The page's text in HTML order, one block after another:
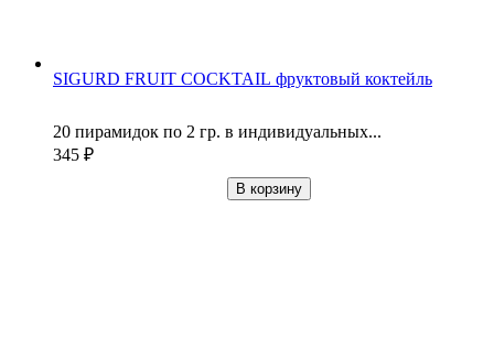
SIGURD FRUIT COCKTAIL фруктовый коктейль
20 пирамидок по 2 гр. в индивидуальных...
345 ₽
В корзину